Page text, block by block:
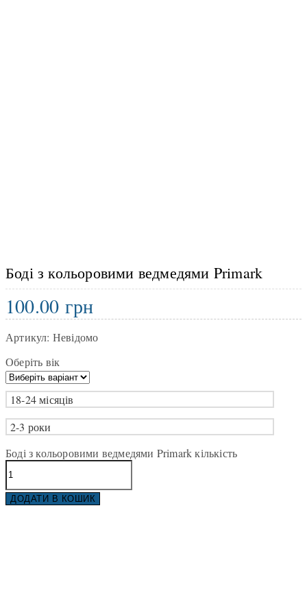
Боді з кольоровими ведмедями Primark
100.00грн
Артикул: Невідомо
Оберіть вік
18-24 місяців
2-3 роки
Боді з кольоровими ведмедями Primark кількість
ДОДАТИ В КОШИК